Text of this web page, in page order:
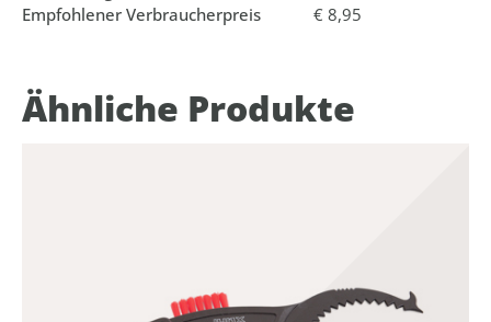
Empfohlener Verbraucherpreis
€ 8,95
Ähnliche Produkte